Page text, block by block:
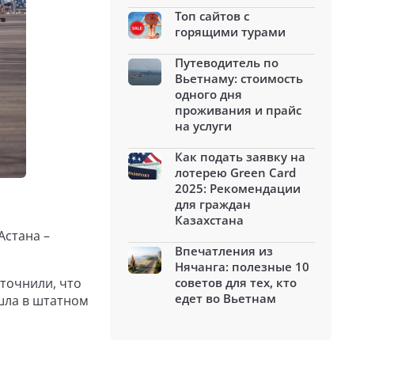
–
что
в штатном
Топ сайтов с
горящими турами
Путеводитель по
Вьетнаму: стоимость
одного дня
проживания и прайс
на услуги
Как подать заявку на
лотерею Green Card
2025: Рекомендации
для граждан
Казахстана
Впечатления из
Нячанга: полезные 10
советов для тех, кто
едет во Вьетнам